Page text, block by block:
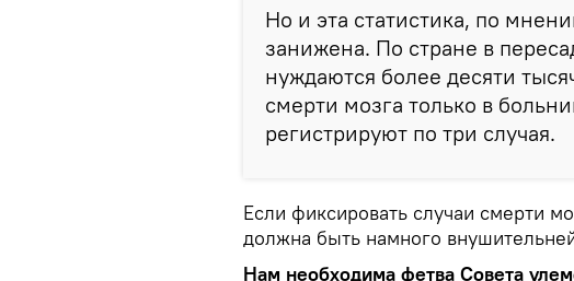
Но и эта статистика, по
занижена. По стране в
нуждаются более десяти
смерти мозга только в
регистрируют по три случая.
Если фиксировать случаи смерти
должна быть намного
Нам необходима фетва Совета